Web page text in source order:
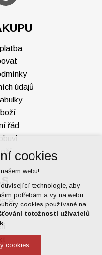
údajů
řád
cookies
webu!
technologie, aby
potřebám a vy na webu
cookies používané na
totožnosti uživatelů
.
cookies